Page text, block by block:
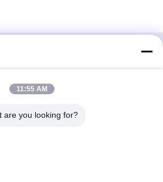
بريد إلكتروني: fanny@opticking.com
11:55 AM
are you looking for?